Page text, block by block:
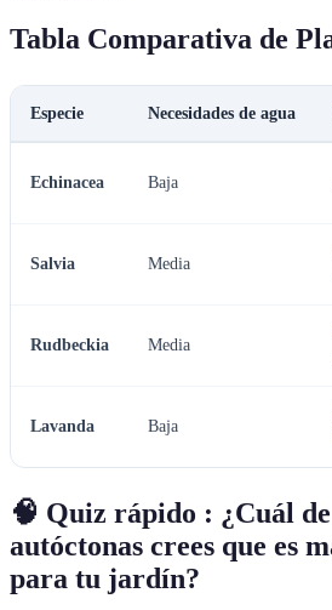
Tabla Comparativa de
Especie Necesidades de agua
Echinacea Baja
Salvia Media
Rudbeckia Media
Lavanda Baja
🧠 Quiz rápido : ¿Cuál
autóctonas crees que es
para tu jardín?